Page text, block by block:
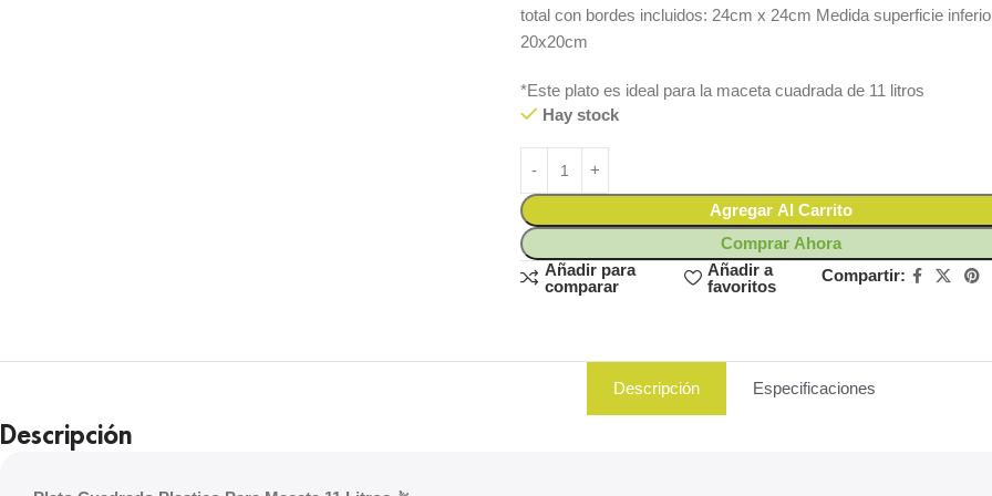
total con bordes incluidos: 24cm x 24cm Medida superficie
20x20cm
*Este plato es ideal para la maceta cuadrada de 11 litros
Hay stock
Agregar Al Carrito
Comprar Ahora
Añadir para
comparar
Añadir a
favoritos
Compartir:
Descripción Especificaciones
Descripción